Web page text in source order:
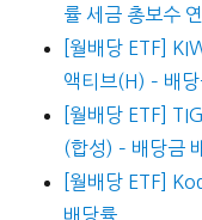
률 세금 총보수
[월배당 ETF]
액티브(H) – 배
[월배당 ETF]
(합성) – 배당금
[월배당 ETF]
배당률